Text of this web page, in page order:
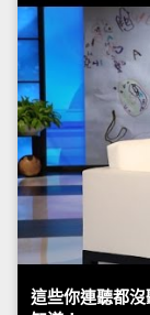
這些你連聽都